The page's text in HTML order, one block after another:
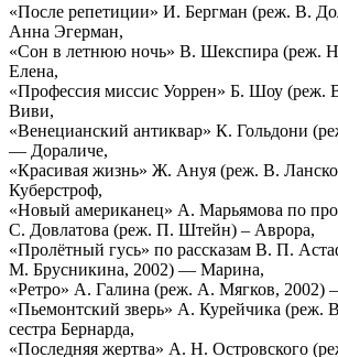
«После репетиции» И. Бергман (реж. В.
Анна Эгерман,
«Сон в летнюю ночь» В. Шекспира (реж.
Елена,
«Профессия миссис Уоррен» Б. Шоу
Виви,
«Венецианский антиквар» К. Гольдони
— Дораличе,
«Красивая жизнь» Ж. Ануя (реж. В.
Куберстроф,
«Новый американец» А. Марьямова по
С. Довлатова (реж. П. Штейн) – Аврора,
«Пролётный гусь» по рассказам В. П.
М. Брусникина, 2002) — Марина,
«Ретро» А. Галина (реж. А. Мягков,
«Пьемонтский зверь» А. Курейчика (реж.
сестра Бернарда,
«Последняя жертва» А. Н. Островского